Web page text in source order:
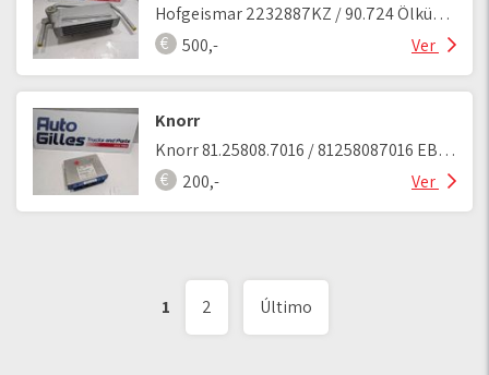
Hofgeismar 2232887KZ / 90.724 Ölkühler
500,-
Ver
Knorr
Knorr 81.25808.7016 / 81258087016 EBS Steuergerät
200,-
Ver
1 2 Último